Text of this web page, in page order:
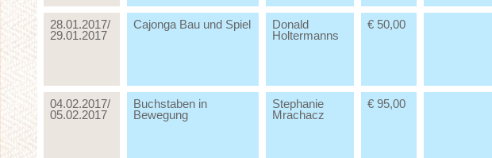
28.01.2017/
29.01.2017
Cajonga Bau und Spiel
Donald
Holtermanns
€ 50,00
04.02.2017/
05.02.2017
Buchstaben in
Bewegung
Stephanie
Mrachacz
€ 95,00